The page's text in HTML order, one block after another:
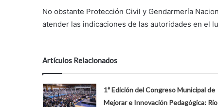
No obstante Protección Civil y Gendarmería
atender las indicaciones de las autoridades en el
Artículos Relacionados
1ª Edición del Congreso Municipal de
Mejorar e Innovación Pedagógica: Río